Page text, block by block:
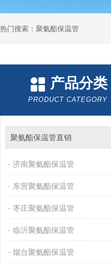
热门搜索：聚氨酯保温管
产品分类
PRODUCT CATEGORY
聚氨酯保温管直销
济南聚氨酯保温管
东营聚氨酯保温管
枣庄聚氨酯保温管
临沂聚氨酯保温管
烟台聚氨酯保温管